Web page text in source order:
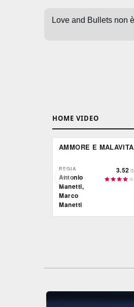
HOME VIDEO
AMMORE E MALAVITA
REGIA
Antonio
Manetti,
Marco
Manetti
3.52/5